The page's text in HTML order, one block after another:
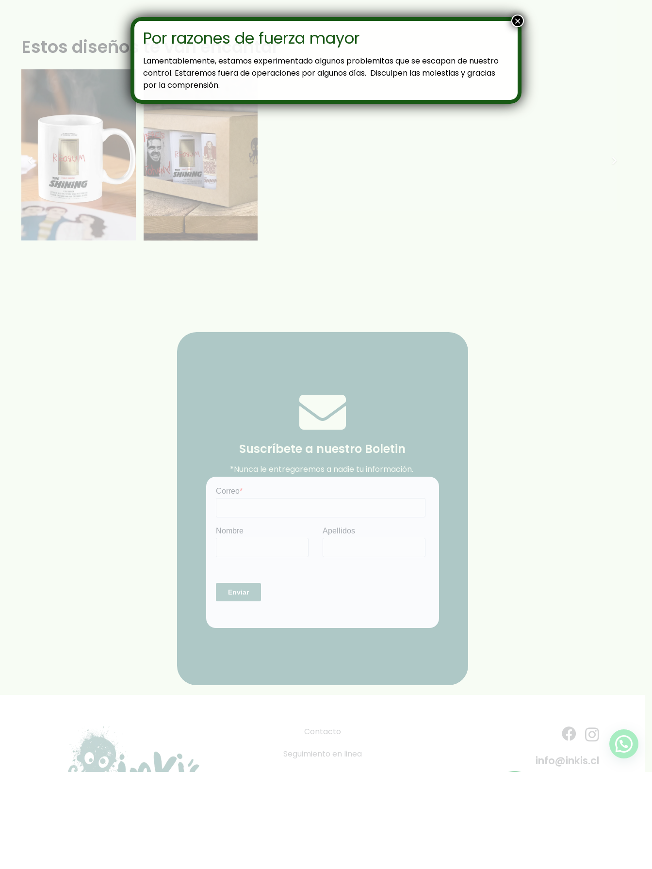
Estos diseños te van encantar
Suscríbete a nuestro Boletin
*Nunca le entregaremos a nadie tu información.
Contacto
Seguimiento en linea
info@inkis.cl
Por razones de fuerza mayor
Lamentablemente, estamos experimentado algunos problemitas que se escapan de nuestro
control. Estaremos fuera de operaciones por algunos días. Disculpen las molestias y gracias
por la comprensión.
×